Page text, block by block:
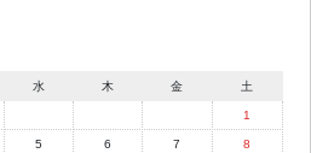
水 木 金 土
1
5 6 7 8